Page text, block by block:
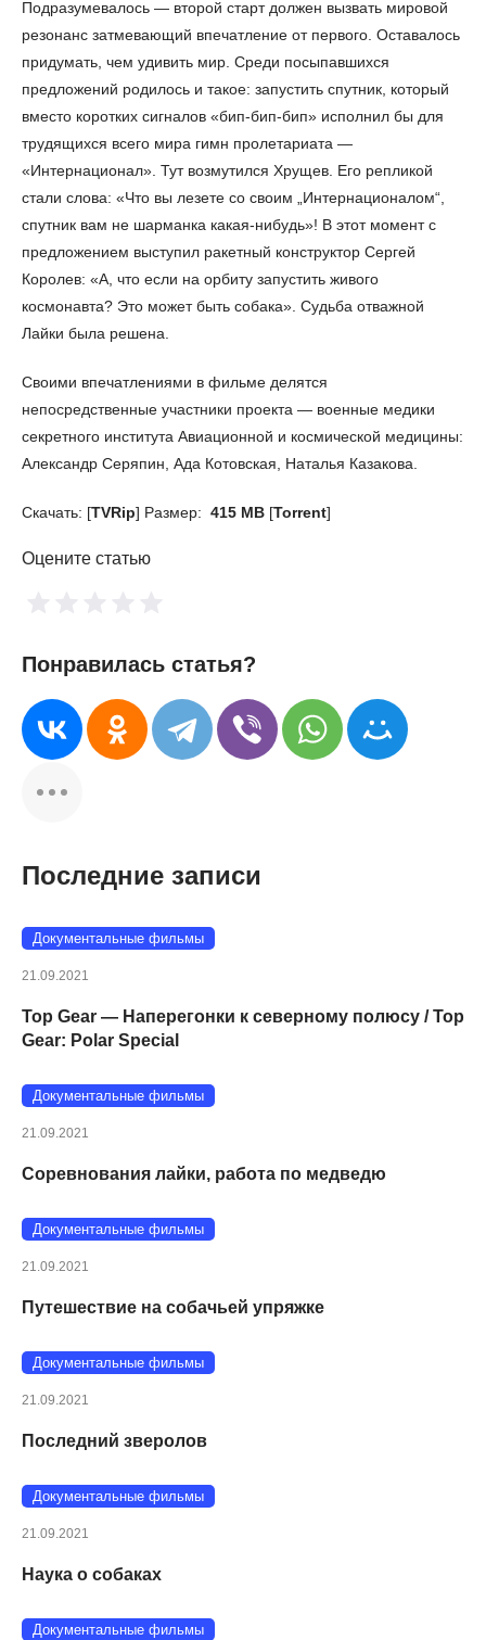
Подразумевалось — второй старт должен вызвать мировой
резонанс затмевающий впечатление от первого. Оставалось
придумать, чем удивить мир. Среди посыпавшихся
предложений родилось и такое: запустить спутник, который
вместо коротких сигналов «бип-бип-бип» исполнил бы для
трудящихся всего мира гимн пролетариата —
«Интернационал». Тут возмутился Хрущев. Его репликой
стали слова: «Что вы лезете со своим „Интернационалом“,
спутник вам не шарманка какая-нибудь»! В этот момент с
предложением выступил ракетный конструктор Сергей
Королев: «А, что если на орбиту запустить живого
космонавта? Это может быть собака». Судьба отважной
Лайки была решена.
Своими впечатлениями в фильме делятся
непосредственные участники проекта — военные медики
секретного института Авиационной и космической медицины:
Александр Серяпин, Ада Котовская, Наталья Казакова.
Скачать: [TVRip] Размер: 415 MB [Torrent]
Оцените статью
Понравилась статья?
Последние записи
Документальные фильмы
21.09.2021
Top Gear — Наперегонки к северному полюсу / Top
Gear: Polar Special
Документальные фильмы
21.09.2021
Соревнования лайки, работа по медведю
Документальные фильмы
21.09.2021
Путешествие на собачьей упряжке
Документальные фильмы
21.09.2021
Последний зверолов
Документальные фильмы
21.09.2021
Наука о собаках
Документальные фильмы